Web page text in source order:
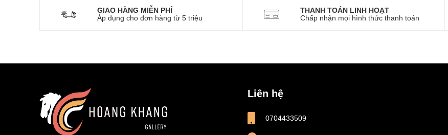
GIAO HÀNG MIỄN PHÍ
Áp dụng cho đơn hàng từ 5 triệu
THANH TOÁN LINH HOẠT
Chấp nhận mọi hình thức thanh toán
Liên hệ
0704433509